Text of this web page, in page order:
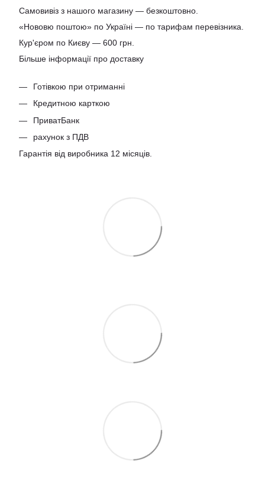
Самовивіз з нашого магазину — безкоштовно.
«Нововю поштою» по Україні — по тарифам перевізника.
Кур'єром по Києву — 600 грн.
Більше інформації про доставку
Готівкою при отриманні
Кредитною карткою
ПриватБанк
рахунок з ПДВ
Гарантія від виробника 12 місяців.